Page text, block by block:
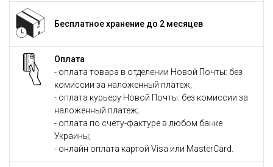
Бесплатное хранение до 2 месяцев
Оплата
- оплата товара в отделении Новой Почты: без
комиссии за наложенный платеж;
- оплата курьеру Новой Почты: без комиссии за
наложенный платеж;
- оплата по счету-фактуре в любом банке
Украины;
- онлайн оплата картой Visa или MasterCard.